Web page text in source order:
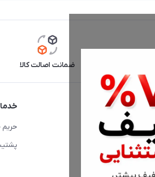
ضمانت اصالت کالا
دسترسی سریع
حساب کاربری
مجله فروشگاه
لیست محصولات